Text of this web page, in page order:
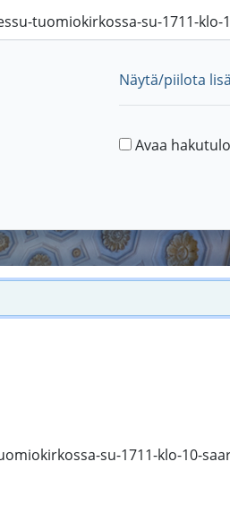
Näytä/piilota
Avaa
su-1711-klo-10-